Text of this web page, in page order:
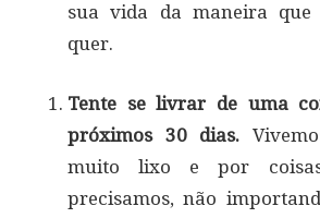
sua vida da maneira que
quer.
Tente se livrar de uma
próximos 30 dias.
muito lixo e por
precisamos, não